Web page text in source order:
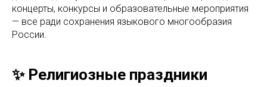
концерты, конкурсы и образовательные мероприятия
— все ради сохранения языкового многообразия
России.
✨ Религиозные праздники